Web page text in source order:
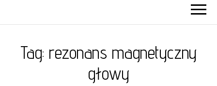
WARSZAWA
Tag: rezonans magnetyczny
głowy